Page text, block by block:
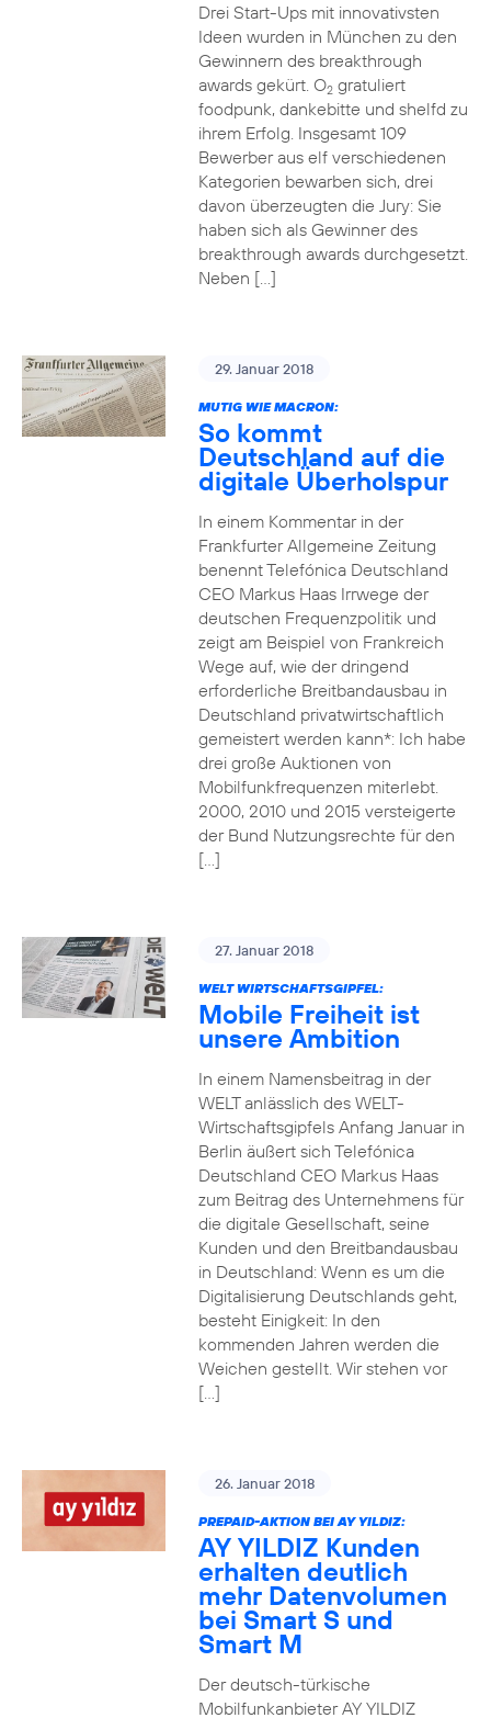
Drei Start-Ups mit innovativsten
Ideen wurden in München zu den
Gewinnern des breakthrough
awards gekürt. O2gratuliert
foodpunk, dankebitte und shelfd zu
ihrem Erfolg. Insgesamt 109
Bewerber aus elf verschiedenen
Kategorien bewarben sich, drei
davon überzeugten die Jury: Sie
haben sich als Gewinner des
breakthrough awards durchgesetzt.
Neben […]
29. Januar 2018
MUTIG WIE MACRON:
So kommt
Deutschland auf die
digitale Überholspur
In einem Kommentar in der
Frankfurter Allgemeine Zeitung
benennt Telefónica Deutschland
CEO Markus Haas Irrwege der
deutschen Frequenzpolitik und
zeigt am Beispiel von Frankreich
Wege auf, wie der dringend
erforderliche Breitbandausbau in
Deutschland privatwirtschaftlich
gemeistert werden kann*: Ich habe
drei große Auktionen von
Mobilfunkfrequenzen miterlebt.
2000, 2010 und 2015 versteigerte
der Bund Nutzungsrechte für den
[…]
27. Januar 2018
WELT WIRTSCHAFTSGIPFEL:
Mobile Freiheit ist
unsere Ambition
In einem Namensbeitrag in der
WELT anlässlich des WELT-
Wirtschaftsgipfels Anfang Januar in
Berlin äußert sich Telefónica
Deutschland CEO Markus Haas
zum Beitrag des Unternehmens für
die digitale Gesellschaft, seine
Kunden und den Breitbandausbau
in Deutschland: Wenn es um die
Digitalisierung Deutschlands geht,
besteht Einigkeit: In den
kommenden Jahren werden die
Weichen gestellt. Wir stehen vor
[…]
26. Januar 2018
PREPAID-AKTION BEI AY YILDIZ:
AY YILDIZ Kunden
erhalten deutlich
mehr Datenvolumen
bei Smart S und
Smart M
Der deutsch-türkische
Mobilfunkanbieter AY YILDIZ